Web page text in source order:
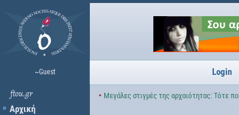
~Guest
ftou.gr
Αρχική
Login
‣ Μεγάλες στιγμές της αρχαιότητας: Τότε